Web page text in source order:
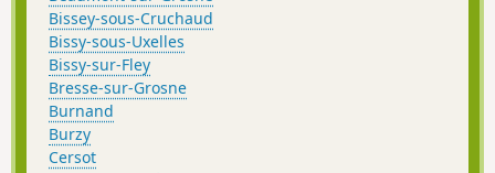
Bissey-sous-Cruchaud
Bissy-sous-Uxelles
Bissy-sur-Fley
Bresse-sur-Grosne
Burnand
Burzy
Cersot